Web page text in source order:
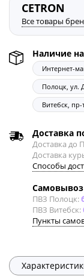
CETRON
Все товары
Наличие
Интернет-
Полоцк, ул.
Витебск,
Доставка
Доставка до
Доставка
Способы
ПВЗ Полоцк:
ПВЗ Витебск:
Пункты